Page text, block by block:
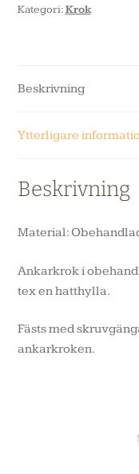
Kategori:Krok
Beskrivning
Ytterligare
Beskrivning
Material:
Ankarkrok i
tex en hatthylla.
Fästs med
ankarkroken.